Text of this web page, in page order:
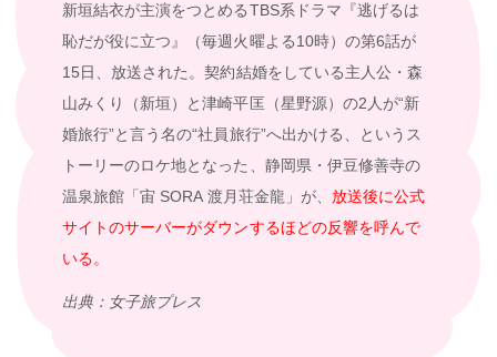
新垣結衣が主演をつとめるTBS系ドラマ『逃げるは
恥だが役に立つ』（毎週火曜よる10時）の第6話が
15日、放送された。契約結婚をしている主人公・森
山みくり（新垣）と津崎平匡（星野源）の2人が“新
婚旅行”と言う名の“社員旅行”へ出かける、というス
トーリーのロケ地となった、静岡県・伊豆修善寺の
温泉旅館「宙 SORA 渡月荘金龍」が、 放送後に公式
サイトのサーバーがダウンするほどの反響を呼んで
いる。
出典：女子旅プレス